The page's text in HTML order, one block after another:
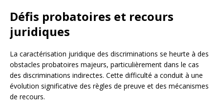
Défis probatoires et recours
juridiques
La caractérisation juridique des discriminations se heurte à des
obstacles probatoires majeurs, particulièrement dans le cas
des discriminations indirectes. Cette difficulté a conduit à une
évolution significative des règles de preuve et des mécanismes
de recours.